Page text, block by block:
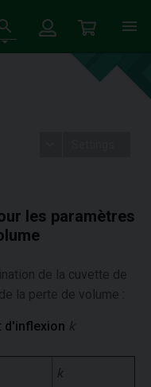
les paramètres
de la cuvette de
la perte de volume :
d'inflexion k
k